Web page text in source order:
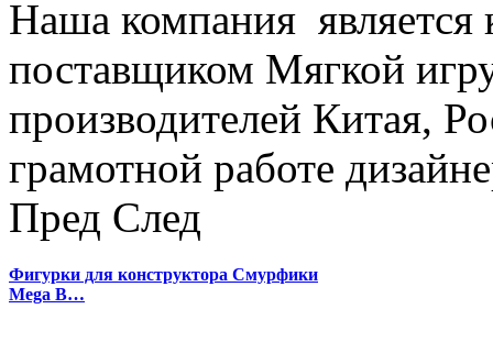
Наша компания
поставщиком Мягкой
производителей Китая,
грамотной работе
Пред След
Фигурки для конструктора Смурфики
Mega B…